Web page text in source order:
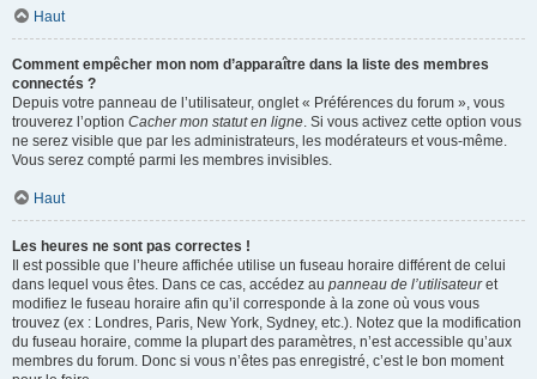
Haut
Comment empêcher mon nom d’apparaître dans la liste des membres
connectés ?
Depuis votre panneau de l’utilisateur, onglet « Préférences du forum », vous
trouverez l’option Cacher mon statut en ligne. Si vous activez cette option vous
ne serez visible que par les administrateurs, les modérateurs et vous-même.
Vous serez compté parmi les membres invisibles.
Haut
Les heures ne sont pas correctes !
Il est possible que l’heure affichée utilise un fuseau horaire différent de celui
dans lequel vous êtes. Dans ce cas, accédez au panneau de l’utilisateuret
modifiez le fuseau horaire afin qu’il corresponde à la zone où vous vous
trouvez (ex : Londres, Paris, New York, Sydney, etc.). Notez que la modification
du fuseau horaire, comme la plupart des paramètres, n’est accessible qu’aux
membres du forum. Donc si vous n’êtes pas enregistré, c’est le bon moment